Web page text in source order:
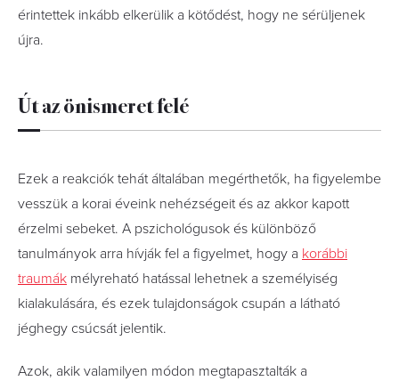
érintettek inkább elkerülik a kötődést, hogy ne sérüljenek
újra.
Út az önismeret felé
Ezek a reakciók tehát általában megérthetők, ha figyelembe
vesszük a korai éveink nehézségeit és az akkor kapott
érzelmi sebeket. A pszichológusok és különböző
tanulmányok arra hívják fel a figyelmet, hogy a korábbi
traumák mélyreható hatással lehetnek a személyiség
kialakulására, és ezek tulajdonságok csupán a látható
jéghegy csúcsát jelentik.
Azok, akik valamilyen módon megtapasztalták a